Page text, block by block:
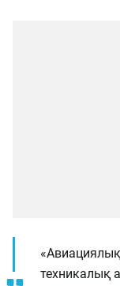
техникалық